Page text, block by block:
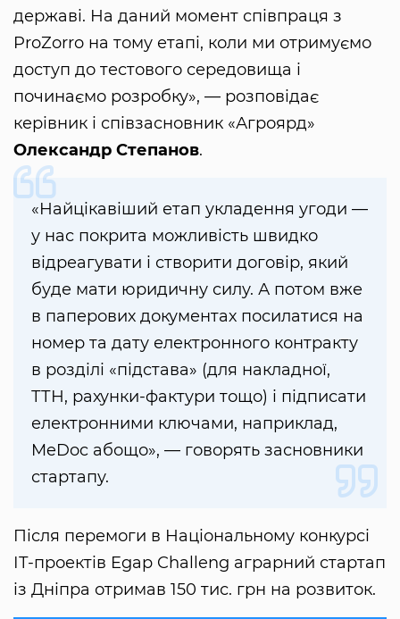
державі. На даний момент співпраця з
ProZorro на тому етапі, коли ми отримуємо
доступ до тестового середовища і
починаємо розробку», — розповідає
керівник і співзасновник «Агроярд»
Олександр Степанов.
«Найцікавіший етап укладення угоди —
у нас покрита можливість швидко
відреагувати і створити договір, який
буде мати юридичну силу. А потом вже
в паперових документах посилатися на
номер та дату електронного контракту
в розділі «підстава» (для накладної,
ТТН, рахунки-фактури тощо) і підписати
електронними ключами, наприклад,
MeDoc абощо», — говорять засновники
стартапу.
Після перемоги в Національному конкурсі
ІТ-проектів Egap Challeng аграрний стартап
із Дніпра отримав 150 тис. грн на розвиток.